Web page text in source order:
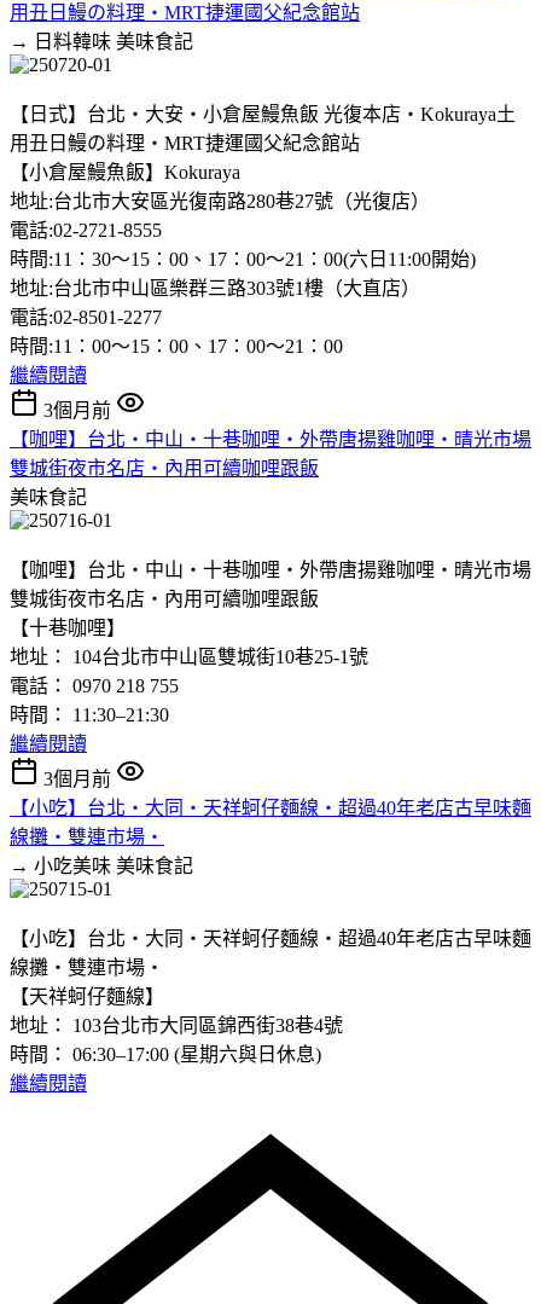
用丑日鰻の料理‧MRT捷運國父紀念館站
→ 日料韓味 美味食記
【日式】台北‧大安‧小倉屋鰻魚飯 光復本店‧Kokuraya土
用丑日鰻の料理‧MRT捷運國父紀念館站
【小倉屋鰻魚飯】Kokuraya
地址:台北市大安區光復南路280巷27號（光復店）
電話:02-2721-8555
時間:11：30〜15：00、17：00〜21：00(六日11:00開始)
地址:台北市中山區樂群三路303號1樓（大直店）
電話:02-8501-2277
時間:11：00〜15：00、17：00〜21：00
繼續閱讀
3個月前
【咖哩】台北‧中山‧十巷咖哩‧外帶唐揚雞咖哩‧晴光市場
雙城街夜市名店‧內用可續咖哩跟飯
美味食記
【咖哩】台北‧中山‧十巷咖哩‧外帶唐揚雞咖哩‧晴光市場
雙城街夜市名店‧內用可續咖哩跟飯
【十巷咖哩】
地址： 104台北市中山區雙城街10巷25-1號
電話： 0970 218 755
時間： 11:30–21:30
繼續閱讀
3個月前
【小吃】台北‧大同‧天祥蚵仔麵線‧超過40年老店古早味麵
線攤‧雙連市場‧
→ 小吃美味 美味食記
【小吃】台北‧大同‧天祥蚵仔麵線‧超過40年老店古早味麵
線攤‧雙連市場‧
【天祥蚵仔麵線】
地址： 103台北市大同區錦西街38巷4號
時間： 06:30–17:00 (星期六與日休息)
繼續閱讀